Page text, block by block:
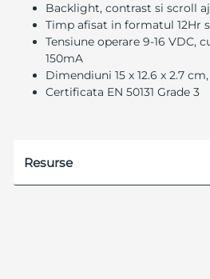
Backlight, contrast si scroll
Timp afisat in formatul 12Hr
Tensiune operare 9-16 VDC,
150mA
Dimendiuni 15 x 12.6 x 2.7
Certificata EN 50131 Grade 3
Resurse